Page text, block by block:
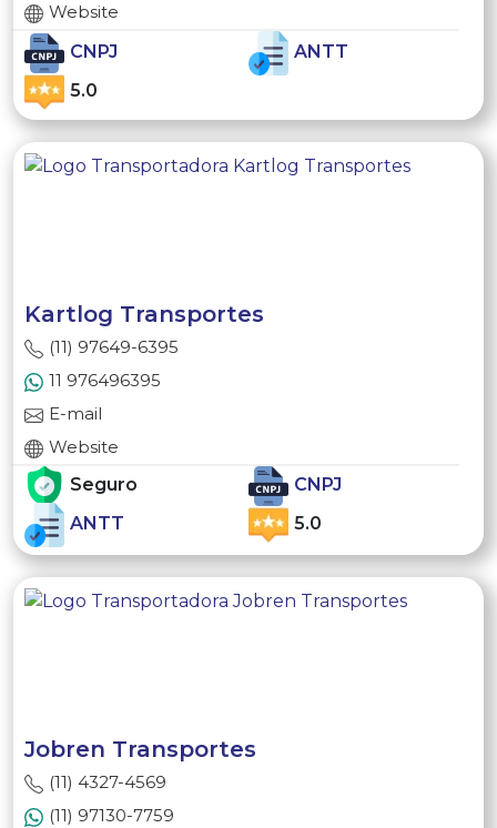
Website
CNPJ
ANTT
5.0
Kartlog Transportes
(11) 97649-6395
11 976496395
E-mail
Website
Seguro
CNPJ
ANTT
5.0
Jobren Transportes
(11) 4327-4569
(11) 97130-7759